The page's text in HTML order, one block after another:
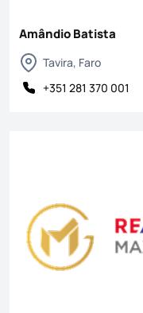
Amândio Batista
Tavira, Faro
+351 281 370 001